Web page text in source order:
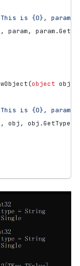
is {0}, param
param, param .
(object obj
is {0}, param
obj , obj .GetType